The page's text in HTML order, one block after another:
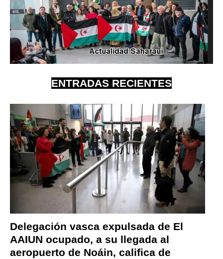
ENTRADAS RECIENTES
Delegación vasca expulsada de El
AAIUN ocupado, a su llegada al
aeropuerto de Noáin, califica de